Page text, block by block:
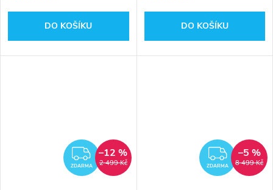
DO KOŠÍKU DO KOŠÍKU
ZDARMA
ZDARMA 2 499 Kč
–12 %
ZDARMA 8 499 Kč
–5 %